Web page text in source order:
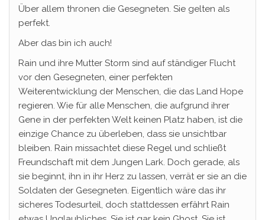
Über allem thronen die Gesegneten. Sie gelten als
perfekt.
Aber das bin ich auch!
Rain und ihre Mutter Storm sind auf ständiger Flucht
vor den Gesegneten, einer perfekten
Weiterentwicklung der Menschen, die das Land Hope
regieren. Wie für alle Menschen, die aufgrund ihrer
Gene in der perfekten Welt keinen Platz haben, ist die
einzige Chance zu überleben, dass sie unsichtbar
bleiben. Rain missachtet diese Regel und schließt
Freundschaft mit dem Jungen Lark. Doch gerade, als
sie beginnt, ihn in ihr Herz zu lassen, verrät er sie an die
Soldaten der Gesegneten. Eigentlich wäre das ihr
sicheres Todesurteil, doch stattdessen erfährt Rain